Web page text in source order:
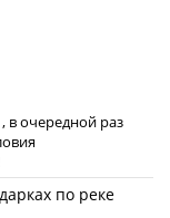
в очередной раз